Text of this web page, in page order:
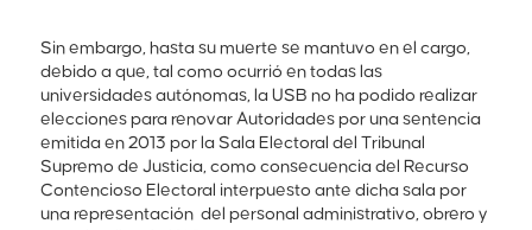
Sin embargo, hasta su muerte se mantuvo en el cargo,
debido a que, tal como ocurrió en todas las
universidades autónomas, la USB no ha podido realizar
elecciones para renovar Autoridades por una sentencia
emitida en 2013 por la Sala Electoral del Tribunal
Supremo de Justicia, como consecuencia del Recurso
Contencioso Electoral interpuesto ante dicha sala por
una representación del personal administrativo, obrero y